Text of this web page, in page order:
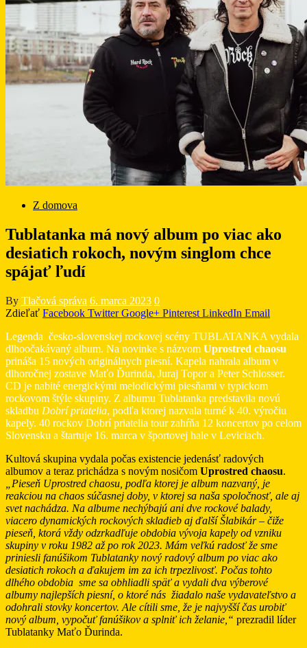
Z domova
Tublatanka má nový album po viac ako
desiatich rokoch, novým singlom chce
spájať ľudí
By Tlačová správa 6. marca 2023 0
Zdieľať Facebook Twitter Google+ Pinterest LinkedIn Email
Legenda česko-slovenskej rockovej scény TUBLATANKA vydala
dlhoočakávaný album. Na novinke s názvom Uprostred chaosu
prináša 15 nových originálnych piesní. Kapela nahrala album v
dlhoročnej zostave Maťo Ďurinda, Juraj Topor a Peter Schlosser.
CD je nabité energickými melodickými piesňami v typickom
rockovom štýle skupiny. Z albumu Tublatanka predstavila novú
skladbu Dobrí priatelia, podľa ktorej nazvala turné k 40. výročiu
kapely. 40 rockov Dobrí priatelia tour zahŕňa 12 koncertov po celom
Slovensku a štartuje 16. marca v športovej hale v Leviciach.
Kultová skupina vydala počas existencie jedenásť radových
albumov a teraz prichádza s novým nosičom Uprostred chaosu.
„Pieseň Uprostred chaosu, podľa ktorej je album nazvaný, je
reakciou na chaos súčasnej doby, v ktorej sa naša spoločnosť, ale aj
svet nachádza. Na albume nechýbajú ani dve rockové balady,
viacero dynamických rockových skladieb aj ďalší Šlabikár – čiže
pieseň, ktorá vždy odzrkadľuje obdobia vývoja kapely od vzniku
skupiny v roku 1982 až po rok 2023. Mám veľkú radosť že sme
priniesli fanúšikom Tublatanky nový radový album po viac ako
desiatich rokoch a ďakujem im za ich trpezlivosť. Počas tohto
dlhého obdobia sme sa obhliadli späť a vydali dva výberové
albumy najlepších piesní, o ktoré nás žiadalo naše vydavateľstvo a
odohrali stovky koncertov. Ale cítili sme, že je najvyšší čas urobiť
nový album, vypočuť fanúšikov a splniť ich želanie, “ prezradil líder
Tublatanky Maťo Ďurinda.